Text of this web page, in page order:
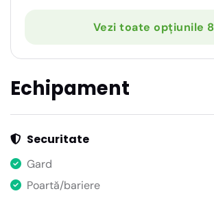
Echipament
Securitate
Gard
Poartă/bariere
Vezi toate opțiunile 8